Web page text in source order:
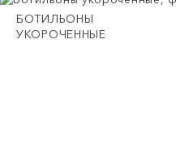
БОТИЛЬОНЫ
УКОРОЧЕННЫЕ